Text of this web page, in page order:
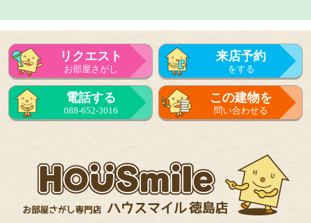
リクエスト
お部屋さがし
来店予約
をする
来店予約
をする
電話する
088-652-3016
この建物を
問い合わせる